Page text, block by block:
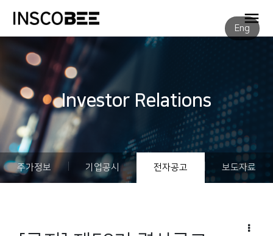
Eng
Investor Relations
주가정보 기업공시 전자공고 보도자료